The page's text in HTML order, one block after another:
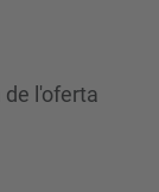
de l'oferta